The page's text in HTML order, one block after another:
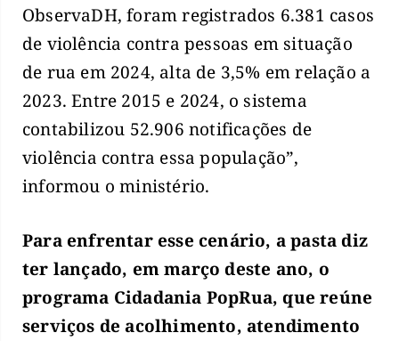
ObservaDH, foram registrados 6.381 casos
de violência contra pessoas em situação
de rua em 2024, alta de 3,5% em relação a
2023. Entre 2015 e 2024, o sistema
contabilizou 52.906 notificações de
violência contra essa população”,
informou o ministério.
Para enfrentar esse cenário, a pasta diz
ter lançado, em março deste ano, o
programa Cidadania PopRua, que reúne
serviços de acolhimento, atendimento